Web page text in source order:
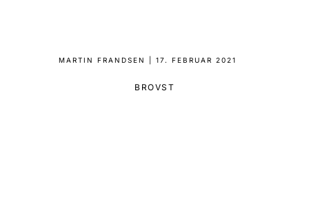
MARTIN FRANDSEN 17. FEBRUAR 2021
BROVST